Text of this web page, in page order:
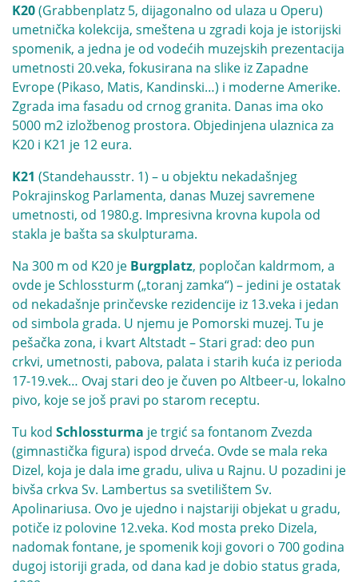
K20(Grabbenplatz 5, dijagonalno od ulaza u Operu)
umetnička kolekcija, smeštena u zgradi koja je istorijski
spomenik, a jedna je od vodećih muzejskih prezentacija
umetnosti 20.veka, fokusirana na slike iz Zapadne
Evrope (Pikaso, Matis, Kandinski…) i moderne Amerike.
Zgrada ima fasadu od crnog granita. Danas ima oko
5000 m2 izložbenog prostora. Objedinjena ulaznica za
K20 i K21 je 12 eura.
K21 (Standehausstr. 1) – u objektu nekadašnjeg
Pokrajinskog Parlamenta, danas Muzej savremene
umetnosti, od 1980.g. Impresivna krovna kupola od
stakla je bašta sa skulpturama.
Na 300 m od K20 je Burgplatz, popločan kaldrmom, a
ovde je Schlossturm („toranj zamka“) – jedini je ostatak
od nekadašnje prinčevske rezidencije iz 13.veka i jedan
od simbola grada. U njemu je Pomorski muzej. Tu je
pešačka zona, i kvart Altstadt – Stari grad: deo pun
crkvi, umetnosti, pabova, palata i starih kuća iz perioda
17-19.vek… Ovaj stari deo je čuven po Altbeer-u, lokalno
pivo, koje se još pravi po starom receptu.
Tu kod Schlossturma je trgić sa fontanom Zvezda
(gimnastička figura) ispod drveća. Ovde se mala reka
Dizel, koja je dala ime gradu, uliva u Rajnu. U pozadini je
bivša crkva Sv. Lambertus sa svetilištem Sv.
Apolinariusa. Ovo je ujedno i najstariji objekat u gradu,
potiče iz polovine 12.veka. Kod mosta preko Dizela,
nadomak fontane, je spomenik koji govori o 700 godina
dugoj istoriji grada, od dana kad je dobio status grada,